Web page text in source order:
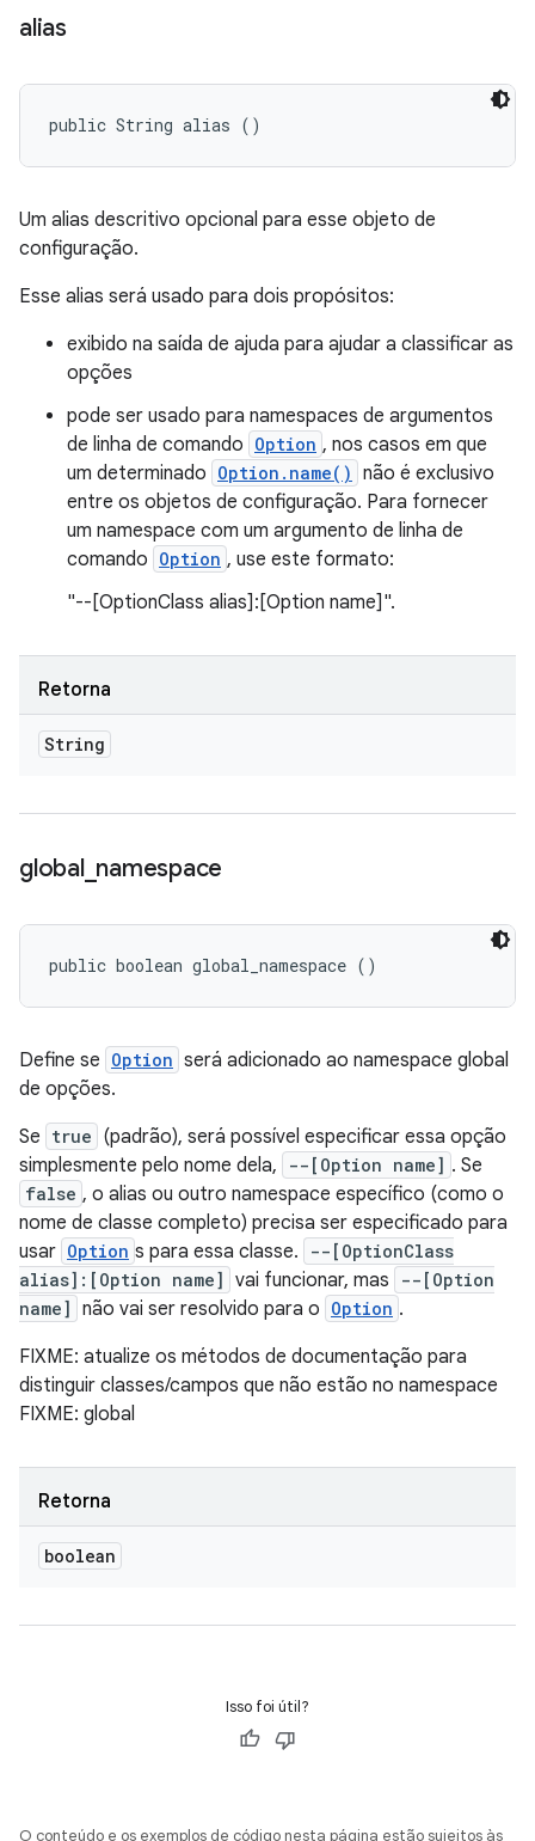
alias
public String alias ()
Um alias descritivo opcional para esse objeto de
configuração.
Esse alias será usado para dois propósitos:
exibido na saída de ajuda para ajudar a classificar as
opções
pode ser usado para namespaces de argumentos
de linha de comando Option , nos casos em que
um determinado Option.name() não é exclusivo
entre os objetos de configuração. Para fornecer
um namespace com um argumento de linha de
comando Option , use este formato:
"--[OptionClass alias]:[Option name]".
Retorna
String
global_ namespace
public boolean global_namespace ()
Define se Option será adicionado ao namespace global
de opções.
Se true (padrão), será possível especificar essa opção
simplesmente pelo nome dela,
--[Option name] . Se
false , o alias ou outro namespace específico (como o
nome de classe completo) precisa ser especificado para
usar Option s para essa classe.
--[OptionClass
alias]:[Option name] vai funcionar, mas
--[Option
name] não vai ser resolvido para o Option .
FIXME: atualize os métodos de documentação para
distinguir classes/campos que não estão no namespace
FIXME: global
Retorna
boolean
Isso foi útil?
O conteúdo e os exemplos de código nesta página estão sujeitos às